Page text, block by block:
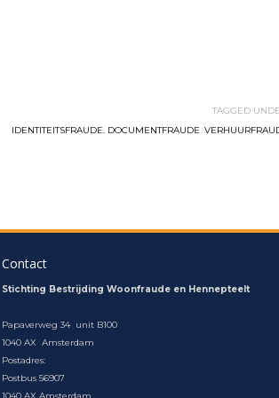
TAGGED
IDENTITEITSFRAUDE. DOCUMENTFRAUDE,
Contact
Stichting Bestrijding Woonfraude en Hennepteelt
Papaverweg 34 unit B100
1040 AX Amsterdam
Postadres:
Postbus 56907